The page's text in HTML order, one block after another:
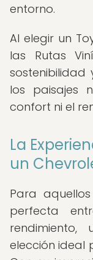
entorno.
Al elegir un
las Rutas
los paisajes
confort ni el
La
un
Para
perfecta
elección ideal